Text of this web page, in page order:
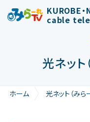
メインナビゲー
KUROBE・
cable
光ネット
ホーム 光ネット（みら